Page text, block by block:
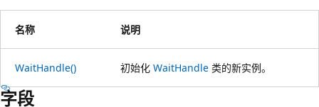
名称 说明
WaitHandle() 初始化 WaitHandle 类的新实例。
字段